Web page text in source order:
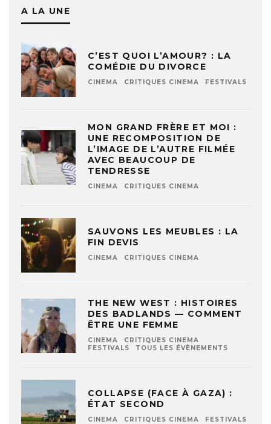
A LA UNE
C’EST QUOI L’AMOUR? : LA
COMÉDIE DU DIVORCE
CINEMA CRITIQUES CINEMA FESTIVALS
MON GRAND FRÈRE ET MOI :
UNE RECOMPOSITION DE
L’IMAGE DE L’AUTRE FILMÉE
AVEC BEAUCOUP DE
TENDRESSE
CINEMA CRITIQUES CINEMA
SAUVONS LES MEUBLES : LA
FIN DEVIS
CINEMA CRITIQUES CINEMA
THE NEW WEST : HISTOIRES
DES BADLANDS — COMMENT
ÊTRE UNE FEMME
CINEMA
CRITIQUES CINEMA
FESTIVALS
TOUS LES ÉVÈNEMENTS
COLLAPSE (FACE À GAZA) :
ÉTAT SECOND
CINEMA CRITIQUES CINEMA FESTIVALS